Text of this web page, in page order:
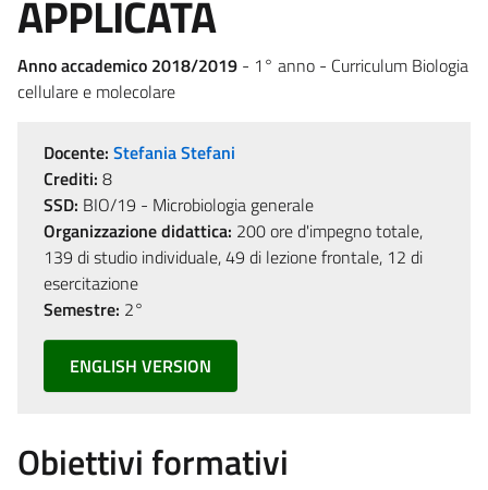
APPLICATA
Anno accademico 2018/2019 - 1° anno - Curriculum Biologia
cellulare e molecolare
Docente: Stefania Stefani
Crediti: 8
SSD: BIO/19 - Microbiologia generale
Organizzazione didattica: 200 ore d'impegno totale,
139 di studio individuale, 49 di lezione frontale, 12 di
esercitazione
Semestre: 2°
ENGLISH VERSION
Obiettivi formativi